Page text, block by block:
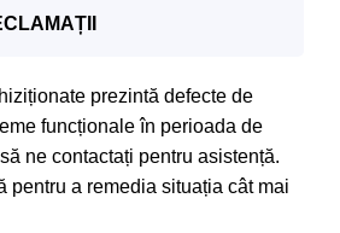
prezintă defecte de
funcționale în perioada de
ne contactați pentru asistență.
pentru a remedia situația cât mai